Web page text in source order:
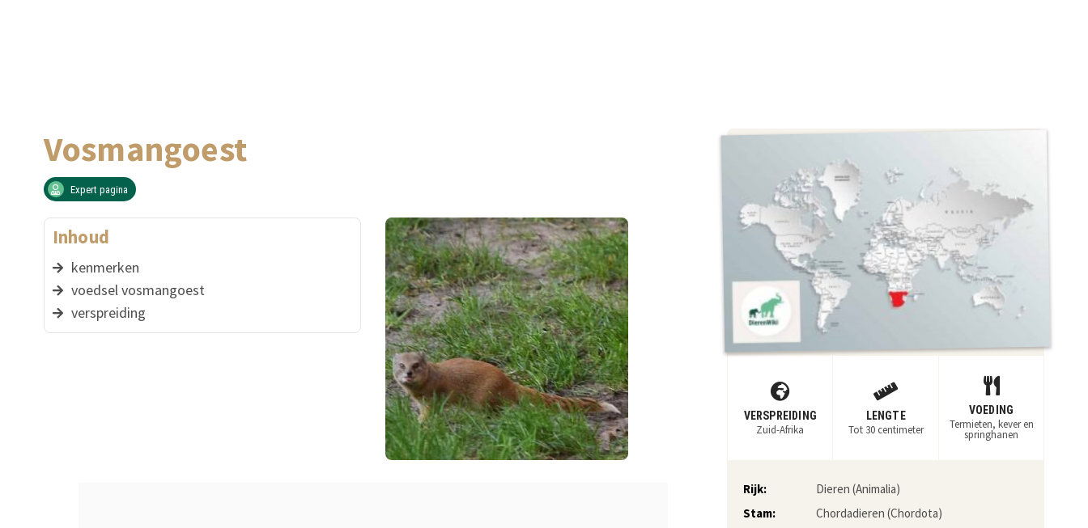
Vosmangoest
Expert pagina
Inhoud
kenmerken
voedsel vosmangoest
verspreiding
VERSPREIDING
Zuid-Afrika
LENGTE
Tot 30 centimeter
VOEDING
Termieten, kever en
springhanen
Rijk:
Dieren (Animalia)
Stam:
Chordadieren (Chordota)